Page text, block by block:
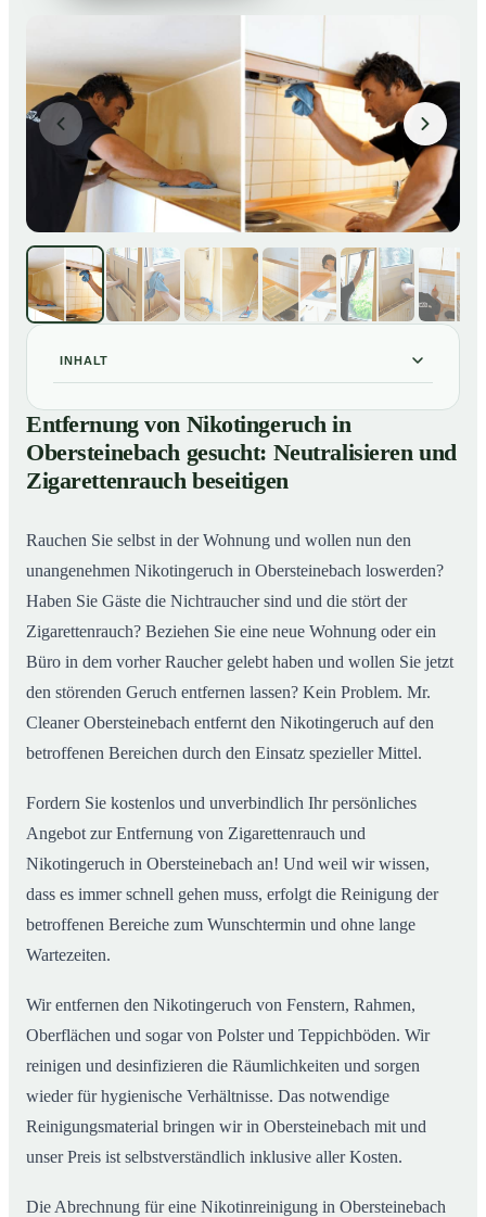
INHALT
01 Entfernung von Nikotingeruch in Obersteinebach
gesucht: Neutralisieren und Zigarettenrauch beseitigen
So entfernen wir Nikotingeruch in Obersteinebach
nachhaltig
Entfernung von Nikotingeruch in
Obersteinebach gesucht: Neutralisieren und
Zigarettenrauch beseitigen
Rauchen Sie selbst in der Wohnung und wollen nun den
unangenehmen Nikotingeruch in Obersteinebach loswerden?
Haben Sie Gäste die Nichtraucher sind und die stört der
Zigarettenrauch? Beziehen Sie eine neue Wohnung oder ein
Büro in dem vorher Raucher gelebt haben und wollen Sie jetzt
den störenden Geruch entfernen lassen? Kein Problem. Mr.
Cleaner Obersteinebach entfernt den Nikotingeruch auf den
betroffenen Bereichen durch den Einsatz spezieller Mittel.
Fordern Sie kostenlos und unverbindlich Ihr persönliches
Angebot zur Entfernung von Zigarettenrauch und
Nikotingeruch in Obersteinebach an! Und weil wir wissen,
dass es immer schnell gehen muss, erfolgt die Reinigung der
betroffenen Bereiche zum Wunschtermin und ohne lange
Wartezeiten.
Wir entfernen den Nikotingeruch von Fenstern, Rahmen,
Oberflächen und sogar von Polster und Teppichböden. Wir
reinigen und desinfizieren die Räumlichkeiten und sorgen
wieder für hygienische Verhältnisse. Das notwendige
Reinigungsmaterial bringen wir in Obersteinebach mit und
unser Preis ist selbstverständlich inklusive aller Kosten.
Die Abrechnung für eine Nikotinreinigung in Obersteinebach